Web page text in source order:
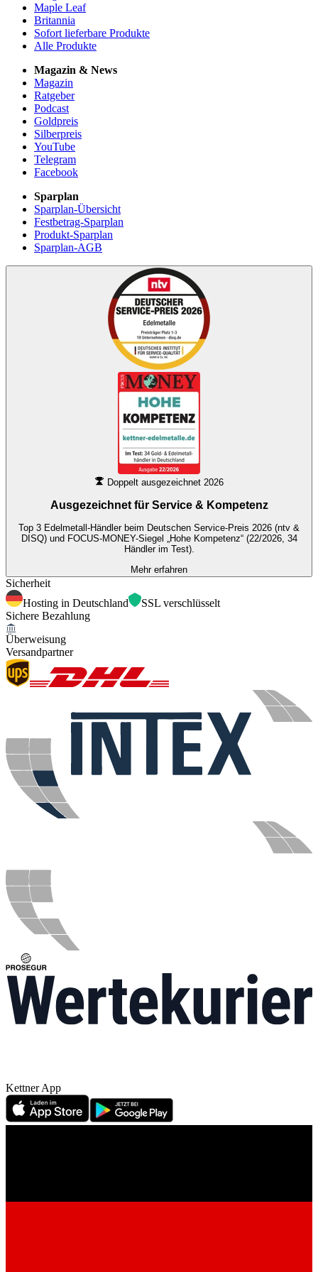
Maple Leaf
Britannia
Sofort lieferbare Produkte
Alle Produkte
Magazin & News
Magazin
Ratgeber
Podcast
Goldpreis
Silberpreis
YouTube
Telegram
Facebook
Sparplan
Sparplan-Übersicht
Festbetrag-Sparplan
Produkt-Sparplan
Sparplan-AGB
Doppelt ausgezeichnet 2026
Ausgezeichnet für Service & Kompetenz
Top 3 Edelmetall-Händler beim Deutschen Service-Preis 2026 (ntv &
DISQ) und FOCUS-MONEY-Siegel „Hohe Kompetenz“ (22/2026, 34
Händler im Test).
Mehr erfahren
Sicherheit
Hosting in Deutschland
SSL verschlüsselt
Sichere Bezahlung
Überweisung
Versandpartner
Kettner App